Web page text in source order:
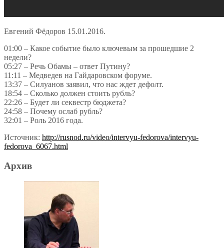
Евгений Фёдоров 15.01.2016.
01:00 – Какое событие было ключевым за прошедшие 2
недели?
05:27 – Речь Обамы – ответ Путину?
11:11 – Медведев на Гайдаровском форуме.
13:37 – Силуанов заявил, что нас ждет дефолт.
18:54 – Сколько должен стоить рубль?
22:26 – Будет ли секвестр бюджета?
24:58 – Почему ослаб рубль?
32:01 – Роль 2016 года.
Источник: http://rusnod.ru/video/intervyu-fedorova/intervyu-
fedorova_6067.html
Архив